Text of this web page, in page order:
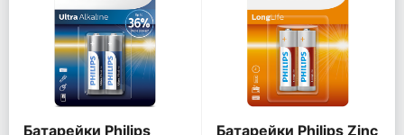
Батарейки Philips
Батарейки Philips Zinc